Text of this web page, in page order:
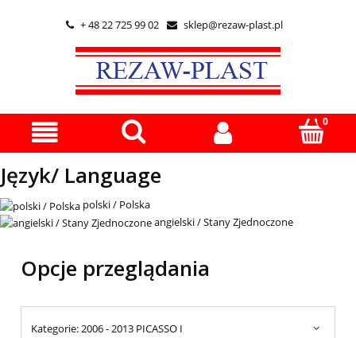
 + 48 22 725 99 02  sklep@rezaw-plast.pl
Język/ Language
polski / Polska
angielski / Stany Zjednoczone
Opcje przeglądania
Kategorie: 2006 - 2013 PICASSO I